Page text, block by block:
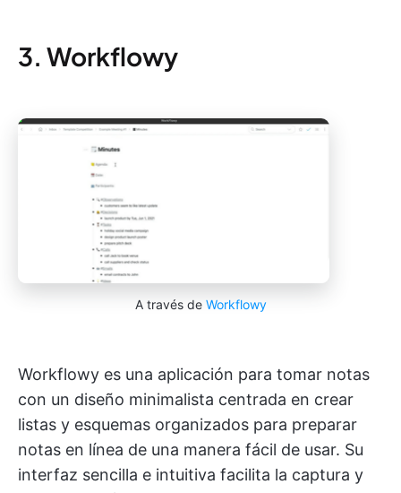
3. Workflowy
A través de Workflowy
Workflowy es una aplicación para tomar notas
con un diseño minimalista centrada en crear
listas y esquemas organizados para preparar
notas en línea de una manera fácil de usar. Su
interfaz sencilla e intuitiva facilita la captura y